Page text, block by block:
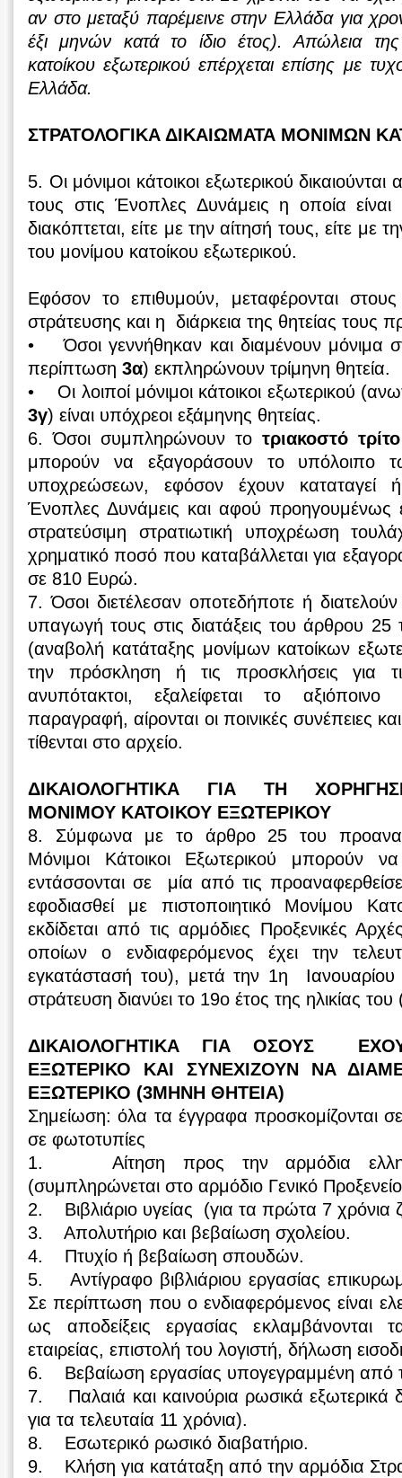
αν στο μεταξύ παρέμεινε στην Ελλάδα για
έξι μηνών κατά το ίδιο έτος). Απώλεια της
κατοίκου εξωτερικού επέρχεται επίσης με
Ελλάδα.
ΣΤΡΑΤΟΛΟΓΙΚΑ ΔΙΚΑΙΩΜΑΤΑ ΜΟΝΙΜΩΝ
5. Οι μόνιμοι κάτοικοι εξωτερικού
τους στις Ένοπλες Δυνάμεις η οποία είναι
διακόπτεται, είτε με την αίτησή τους, είτε με
του μονίμου κατοίκου εξωτερικού.
Εφόσον το επιθυμούν, μεταφέρονται
στράτευσης και η διάρκεια της θητείας τους
• Όσοι γεννήθηκαν και διαμένουν μόνιμα
περίπτωση3α) εκπληρώνουν τρίμηνη θητεία.
• Οι λοιποί μόνιμοι κάτοικοι εξωτερικού
3γ) είναι υπόχρεοι εξάμηνης θητείας.
6. Όσοι συμπληρώνουν τοτριακοστό
μπορούν να εξαγοράσουν το υπόλοιπο
υποχρεώσεων, εφόσον έχουν καταταγεί
Ένοπλες Δυνάμεις και αφού
στρατεύσιμη στρατιωτική υποχρέωση
χρηματικό ποσό που καταβάλλεται για
σε 810 Ευρώ.
7. Όσοι διετέλεσαν οποτεδήποτε ή
υπαγωγή τους στις διατάξεις του άρθρου
(αναβολή κατάταξης μονίμων κατοίκων
την πρόσκληση ή τις προσκλήσεις για
ανυπότακτοι, εξαλείφεται το
παραγραφή, αίρονται οι ποινικές συνέπειες
τίθενται στο αρχείο.
ΔΙΚΑΙΟΛΟΓΗΤΙΚΑ ΓΙΑ ΤΗ
ΜΟΝΙΜΟΥ ΚΑΤΟΙΚΟΥ ΕΞΩΤΕΡΙΚΟΥ
8. Σύμφωνα με το άρθρο 25 του
Μόνιμοι Κάτοικοι Εξωτερικού μπορούν
εντάσσονται σε μία από τις
εφοδιασθεί με πιστοποιητικό Μονίμου
εκδίδεται από τις αρμόδιες Προξενικές
οποίων ο ενδιαφερόμενος έχει την
εγκατάστασή του), μετά την 1η
στράτευση διανύει το 19ο έτος της ηλικίας
ΔΙΚΑΙΟΛΟΓΗΤΙΚΑ ΓΙΑ ΟΣΟΥΣ
ΕΞΩΤΕΡΙΚΟ ΚΑΙ ΣΥΝΕΧΙΖΟΥΝ ΝΑ
ΕΞΩΤΕΡΙΚΟ (3ΜΗΝΗ ΘΗΤΕΙΑ)
Σημείωση: όλα τα έγγραφα προσκομίζονται
σε φωτοτυπίες
1. Αίτηση προς την αρμόδια
(συμπληρώνεται στο αρμόδιο Γενικό
2. Βιβλιάριο υγείας (για τα πρώτα 7 χρόνια
3. Απολυτήριο και βεβαίωση σχολείου.
4. Πτυχίο ή βεβαίωση σπουδών.
5. Αντίγραφο βιβλιάριου εργασίας
Σε περίπτωση που ο ενδιαφερόμενος είναι
ως αποδείξεις εργασίας εκλαμβάνονται
εταιρείας, επιστολή του λογιστή, δήλωση
6. Βεβαίωση εργασίας υπογεγραμμένη από
7. Παλαιά και καινούρια ρωσικά εξωτερικά
για τα τελευταία 11 χρόνια).
8. Εσωτερικό ρωσικό διαβατήριο.
9. Κλήση για κατάταξη από την αρμόδια